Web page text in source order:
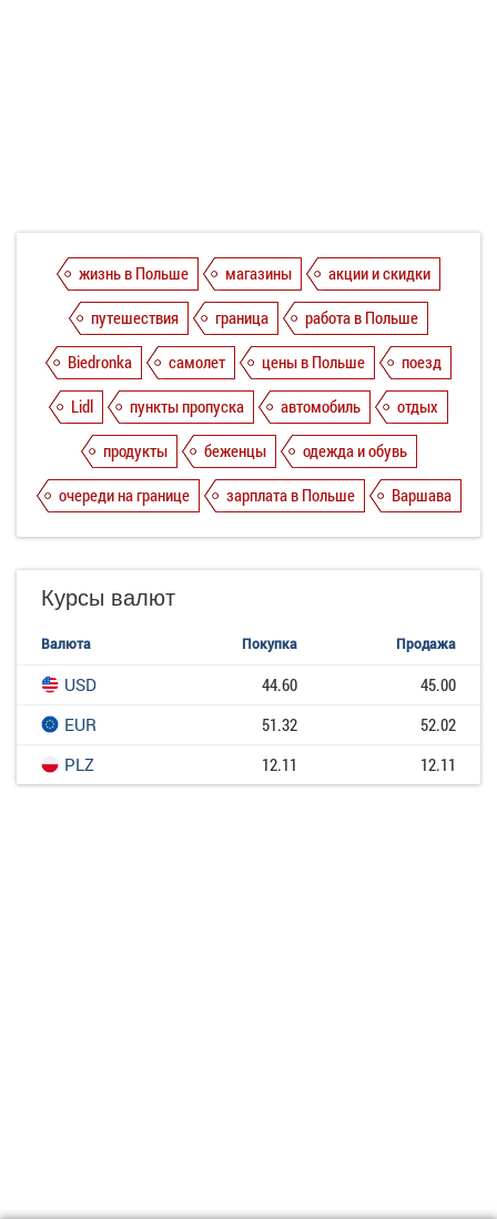
жизнь в Польше магазины
акции и скидки
путешествия
граница
работа в Польше
Biedronka
самолет цены в Польше
поезд
Lidl
пункты пропуска автомобиль
отдых
продукты
беженцы
одежда и обувь
очереди на границе
зарплата в Польше Варшава
Курсы валют
Валюта Покупка Продажа
USD 44.60
45.00
EUR
51.32
52.02
PLZ
12.11 12.11